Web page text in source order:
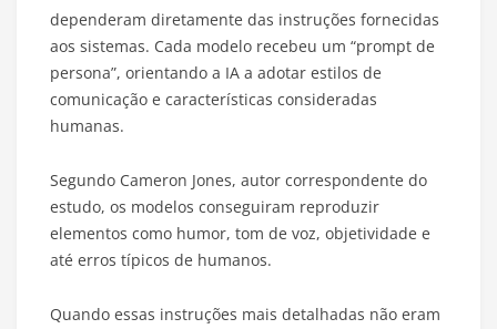
dependeram diretamente das instruções fornecidas
aos sistemas. Cada modelo recebeu um “prompt de
persona”, orientando a IA a adotar estilos de
comunicação e características consideradas
humanas.
Segundo Cameron Jones, autor correspondente do
estudo, os modelos conseguiram reproduzir
elementos como humor, tom de voz, objetividade e
até erros típicos de humanos.
Quando essas instruções mais detalhadas não eram